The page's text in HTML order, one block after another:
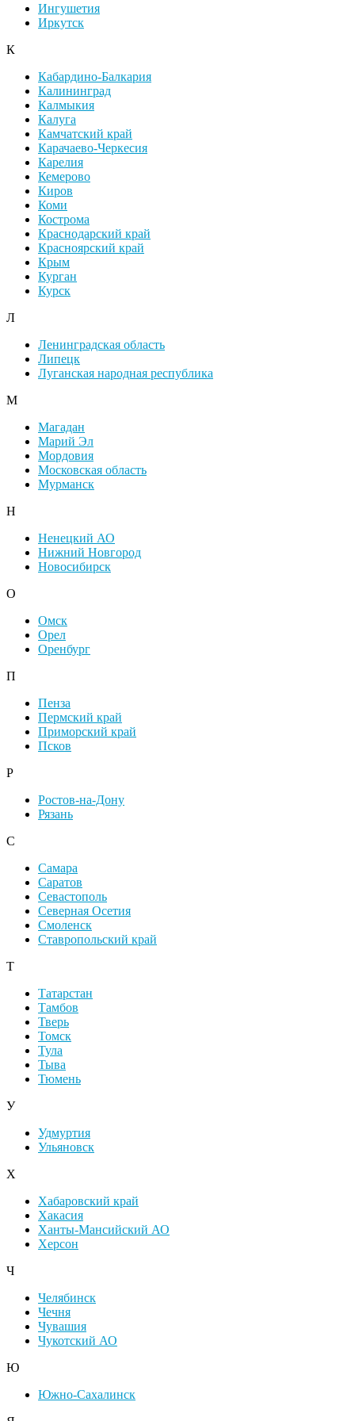
Ингушетия
Иркутск
К
Кабардино-Балкария
Калининград
Калмыкия
Калуга
Камчатский край
Карачаево-Черкесия
Карелия
Кемерово
Киров
Коми
Кострома
Краснодарский край
Красноярский край
Крым
Курган
Курск
Л
Ленинградская область
Липецк
Луганская народная республика
М
Магадан
Марий Эл
Мордовия
Московская область
Мурманск
Н
Ненецкий АО
Нижний Новгород
Новосибирск
О
Омск
Орел
Оренбург
П
Пенза
Пермский край
Приморский край
Псков
Р
Ростов-на-Дону
Рязань
С
Самара
Саратов
Севастополь
Северная Осетия
Смоленск
Ставропольский край
Т
Татарстан
Тамбов
Тверь
Томск
Тула
Тыва
Тюмень
У
Удмуртия
Ульяновск
Х
Хабаровский край
Хакасия
Ханты-Мансийский АО
Херсон
Ч
Челябинск
Чечня
Чувашия
Чукотский АО
Ю
Южно-Сахалинск